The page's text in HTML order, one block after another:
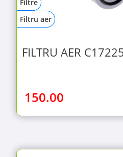
Filtre
Filtru aer
FILTRU AER
150.00